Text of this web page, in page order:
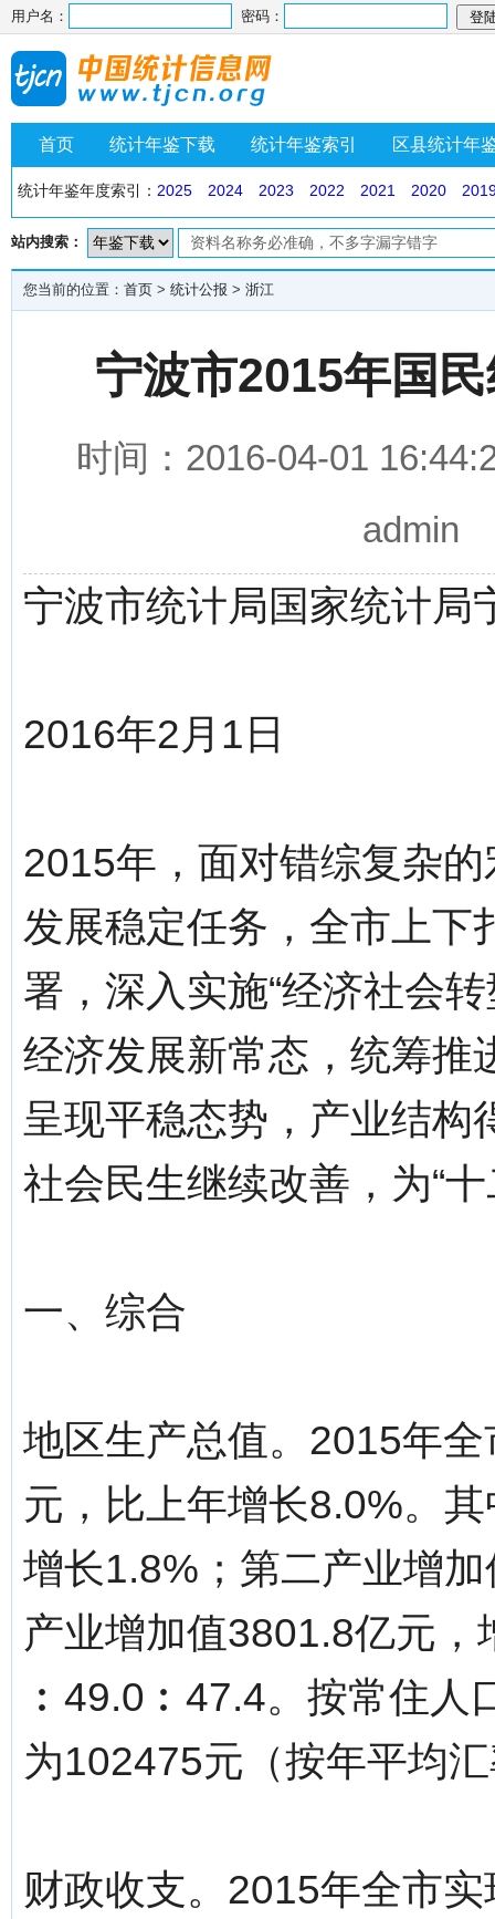
用户名： 密码：
首页 统计年鉴下载 统计年鉴索引 区县统计年
统计年鉴年度索引： 2025 2024 2023 2022 2021 2020
站内搜索：
您当前的位置： 首页 > 统计公报 > 浙江
宁波市2015年国
时间：2016-04-01
admin
宁波市统计局国家统计局
2016年2月1日
2015年，面对错综复杂
发展稳定任务，全市上下
署，深入实施“经济社会
经济发展新常态，统筹推
呈现平稳态势，产业结构
社会民生继续改善，为“
一、综合
地区生产总值。2015年
元，比上年增长8.0%。
增长1.8%；第二产业增
产业增加值3801.8亿元
︰49.0︰47.4。按常住
为102475元（按年平均
财政收支。2015年全市